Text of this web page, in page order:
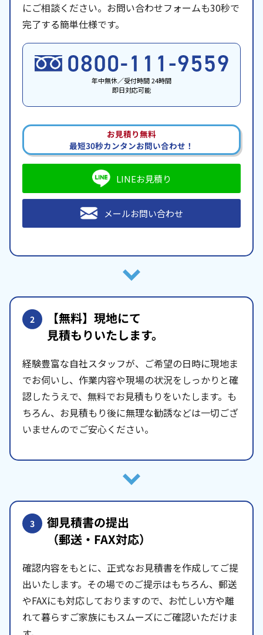
にご相談ください。お問い合わせフォームも30秒で
完了する簡単仕様です。
年中無休／受付時間 24時間
即日対応可能
お見積り無料
最短30秒カンタンお問い合わせ！
LINEお見積り
メールお問い合わせ
2 【無料】現地にて
見積もりいたします。
経験豊富な自社スタッフが、ご希望の日時に現地ま
でお伺いし、作業内容や現場の状況をしっかりと確
認したうえで、無料でお見積もりをいたします。も
ちろん、お見積もり後に無理な勧誘などは一切ござ
いませんのでご安心ください。
3 御見積書の提出
（郵送・FAX対応）
確認内容をもとに、正式なお見積書を作成してご提
出いたします。その場でのご提示はもちろん、郵送
やFAXにも対応しておりますので、お忙しい方や離
れて暮らすご家族にもスムーズにご確認いただけま